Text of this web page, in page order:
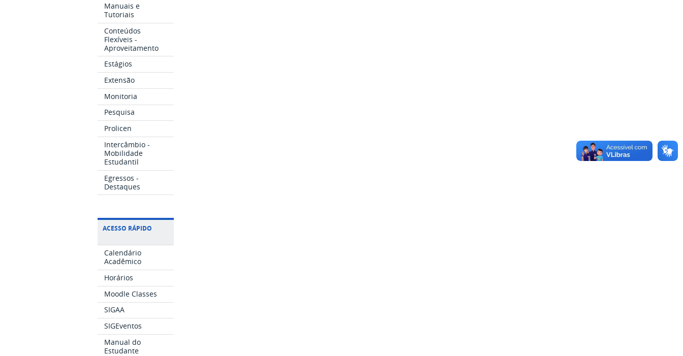
Manuais e
Tutoriais
Conteúdos
Flexíveis -
Aproveitamento
Estágios
Extensão
Monitoria
Pesquisa
Prolicen
Intercâmbio -
Mobilidade
Estudantil
Egressos -
Destaques
ACESSO RÁPIDO
Calendário
Acadêmico
Horários
Moodle Classes
SIGAA
SIGEventos
Manual do
Estudante